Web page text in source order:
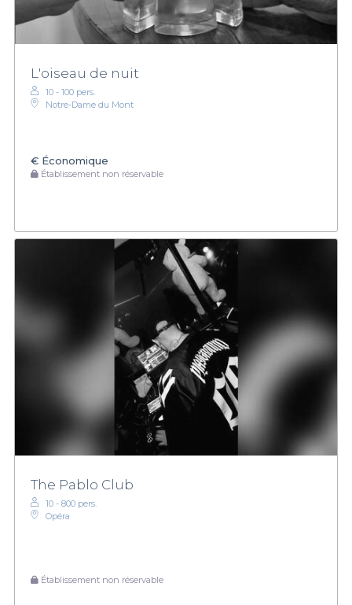
L'oiseau de nuit
10 - 100 pers.
Notre-Dame du Mont
€ Économique
Établissement non réservable
The Pablo Club
10 - 800 pers.
Opéra
Établissement non réservable